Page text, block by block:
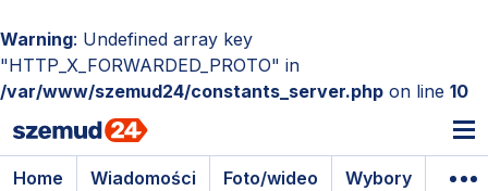
Warning: Undefined array key
"HTTP_X_FORWARDED_PROTO" in
/var/www/szemud24/constants_server.php on line 10
Home Wiadomości Foto/wideo Wybory